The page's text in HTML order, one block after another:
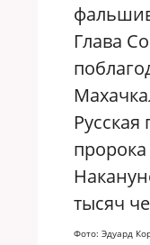
Глава
тысяч
Фото: Эдуард